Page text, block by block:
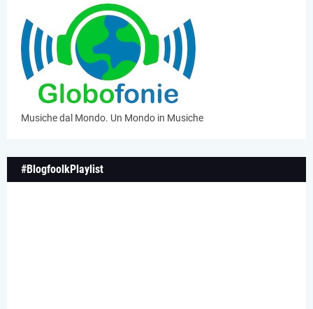
Musiche dal Mondo. Un Mondo in Musiche
#BlogfoolkPlaylist